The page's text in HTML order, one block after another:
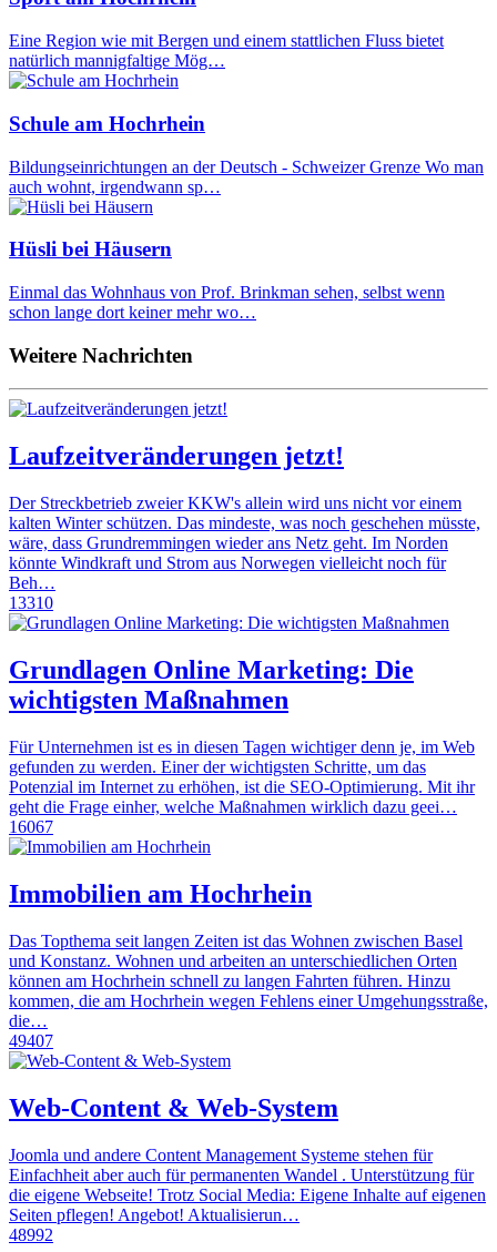
Eine Region wie mit Bergen und einem stattlichen Fluss bietet
natürlich mannigfaltige Mög…
Schule am Hochrhein
Bildungseinrichtungen an der Deutsch - Schweizer Grenze Wo man
auch wohnt, irgendwann sp…
Hüsli bei Häusern
Einmal das Wohnhaus von Prof. Brinkman sehen, selbst wenn
schon lange dort keiner mehr wo…
Weitere Nachrichten
Laufzeitveränderungen jetzt!
Der Streckbetrieb zweier KKW's allein wird uns nicht vor einem
kalten Winter schützen. Das mindeste, was noch geschehen müsste,
wäre, dass Grundremmingen wieder ans Netz geht. Im Norden
könnte Windkraft und Strom aus Norwegen vielleicht noch für
Beh…
13310
Grundlagen Online Marketing: Die
wichtigsten Maßnahmen
Für Unternehmen ist es in diesen Tagen wichtiger denn je, im Web
gefunden zu werden. Einer der wichtigsten Schritte, um das
Potenzial im Internet zu erhöhen, ist die SEO-Optimierung. Mit ihr
geht die Frage einher, welche Maßnahmen wirklich dazu geei…
16067
Immobilien am Hochrhein
Das Topthema seit langen Zeiten ist das Wohnen zwischen Basel
und Konstanz. Wohnen und arbeiten an unterschiedlichen Orten
können am Hochrhein schnell zu langen Fahrten führen. Hinzu
kommen, die am Hochrhein wegen Fehlens einer Umgehungsstraße,
die…
49407
Web-Content & Web-System
Joomla und andere Content Management Systeme stehen für
Einfachheit aber auch für permanenten Wandel . Unterstützung für
die eigene Webseite! Trotz Social Media: Eigene Inhalte auf eigenen
Seiten pflegen! Angebot! Aktualisierun…
48992